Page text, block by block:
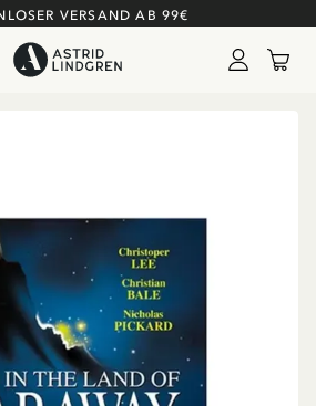
VERSAND AB 99€